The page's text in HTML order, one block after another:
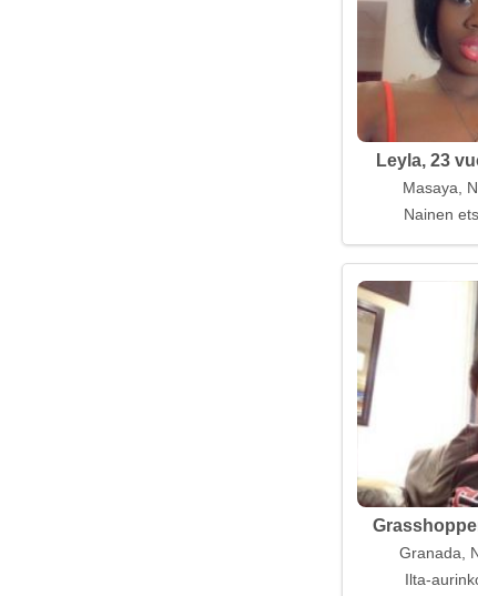
Leyla, 23
Masaya,
Nainen
Granada,
Ilta-